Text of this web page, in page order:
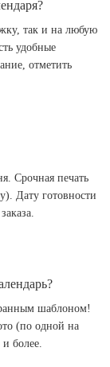
так и на любую
удобные
отметить
Срочная печать
Дату готовности
шаблоном!
(по одной на
более.